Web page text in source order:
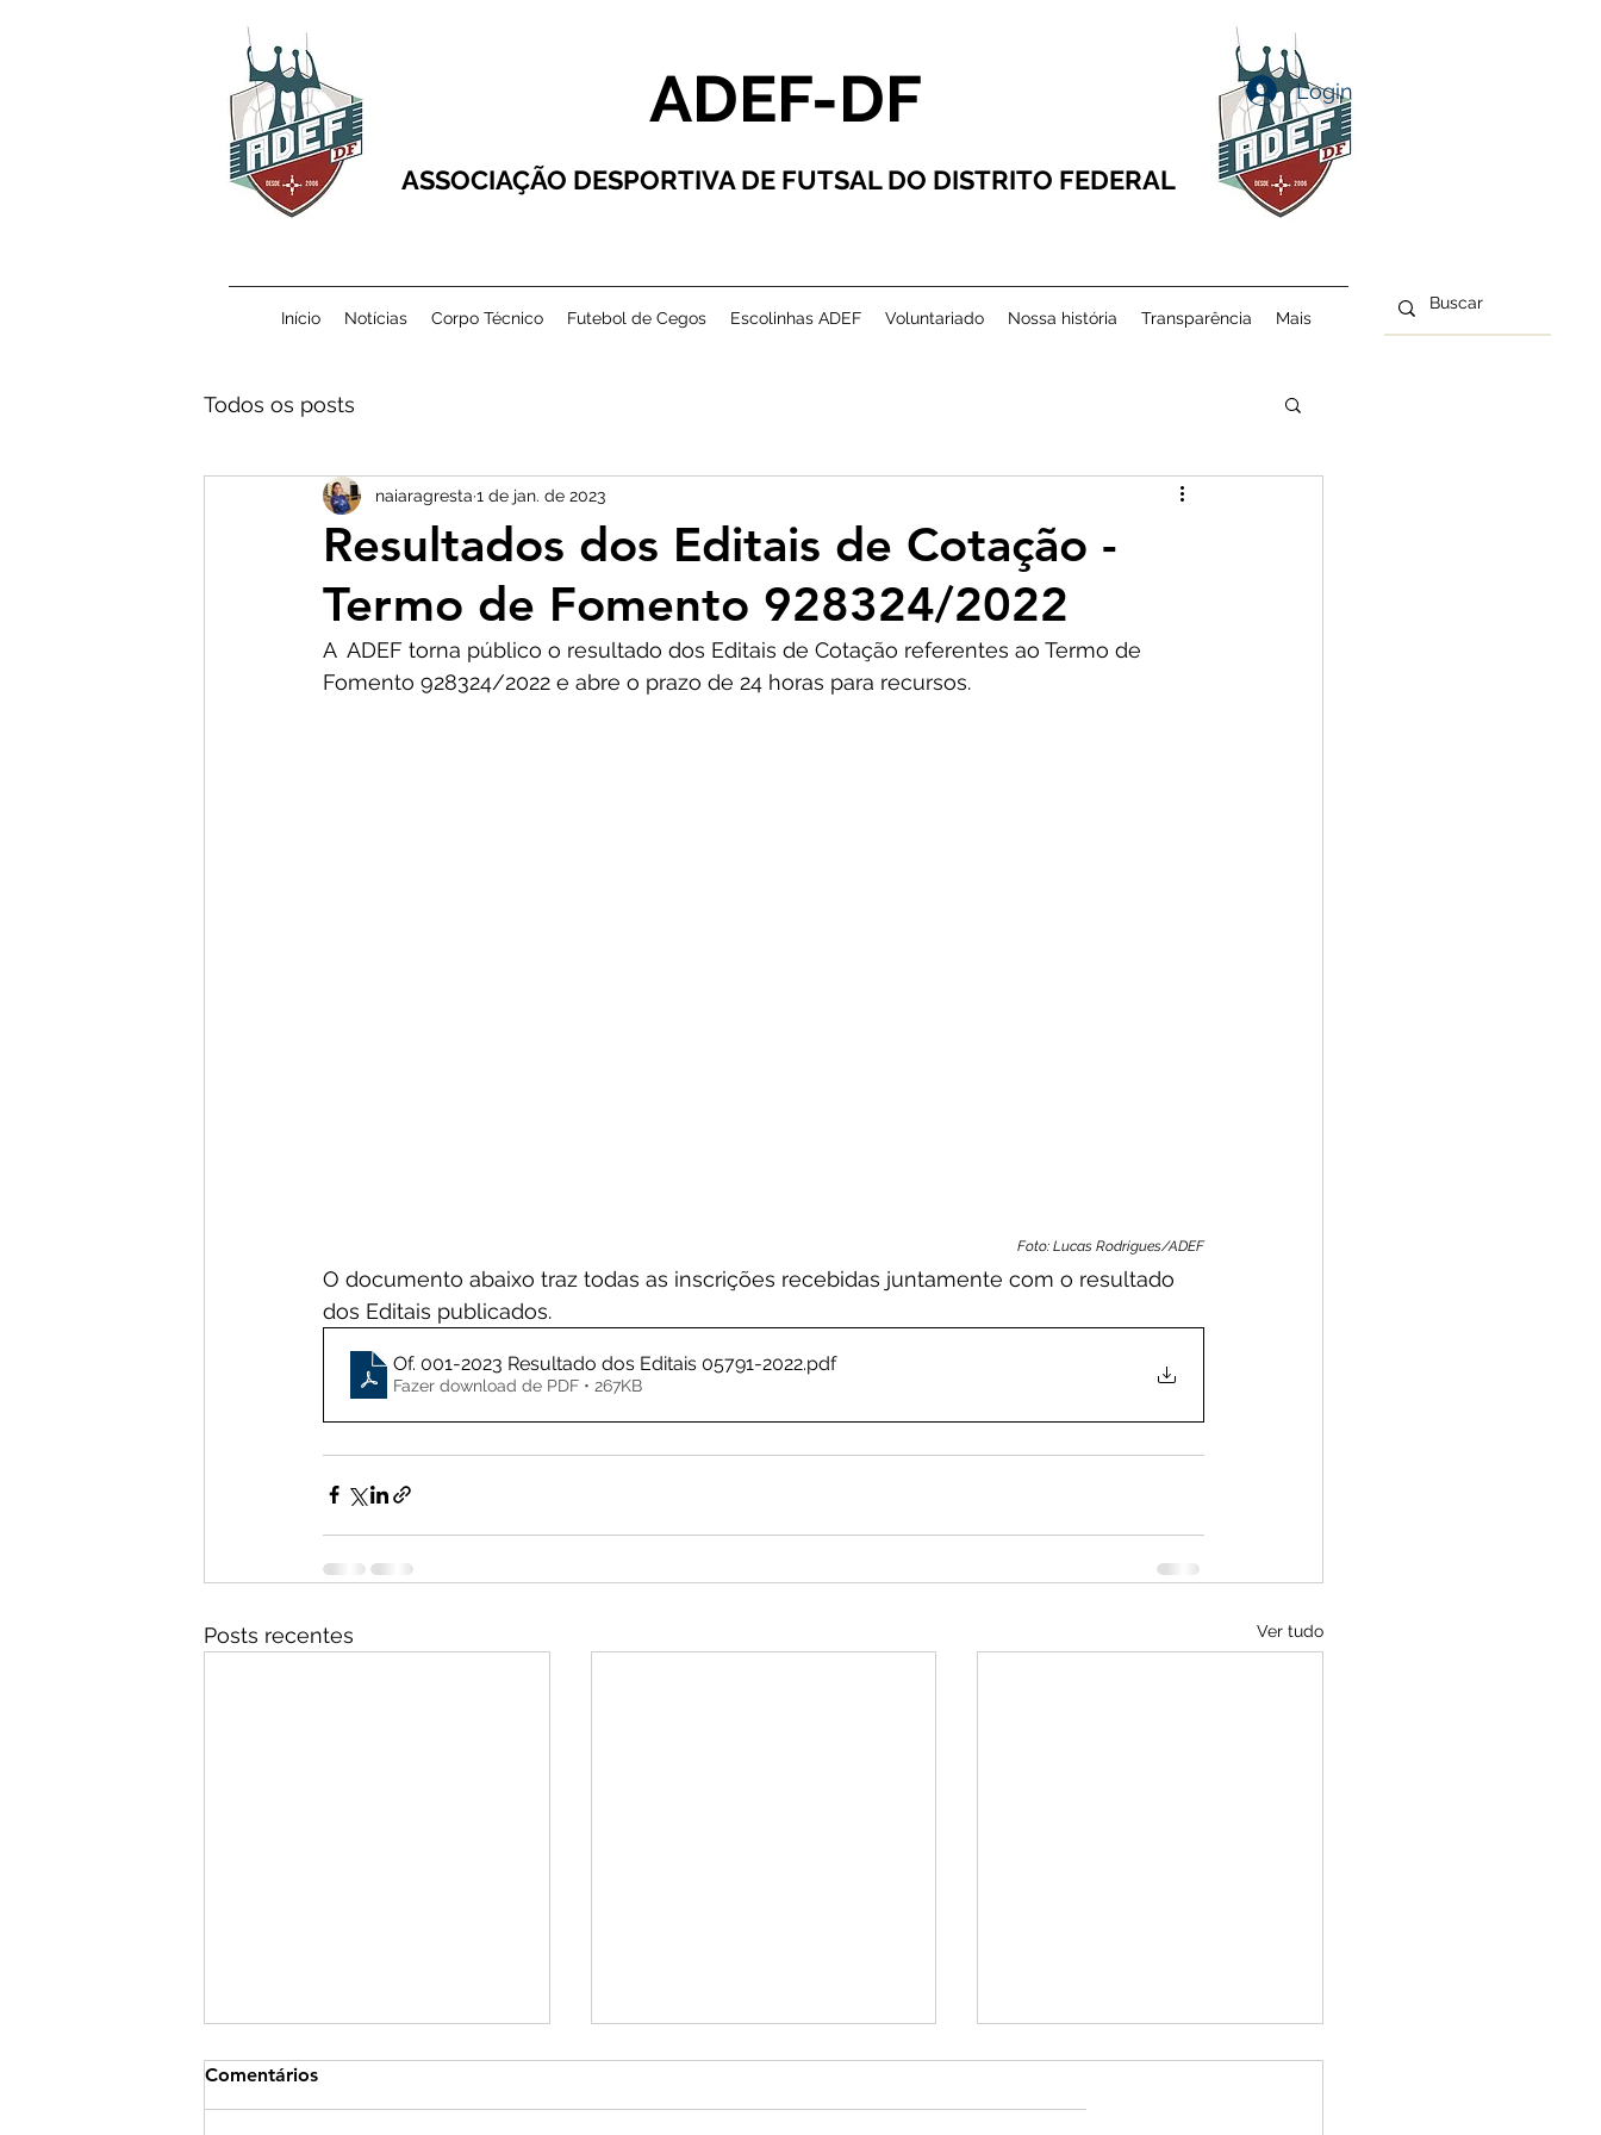
ADEF-DF
ASSOCIAÇÃO DESPORTIVA DE FUTSAL DO DISTRITO FEDERAL
Login
Início Notícias Corpo Técnico Futebol de Cegos Escolinhas ADEF Voluntariado Nossa história Transparência Mais
Todos os posts
Resultados dos Editais de Cotação -
Termo de Fomento 928324/2022
naiaragresta 1 de jan. de 2023
A  ADEF torna público o resultado dos Editais de Cotação referentes ao Termo de
Fomento 928324/2022 e abre o prazo de 24 horas para recursos.
Foto: Lucas Rodrigues/ADEF
O documento abaixo traz todas as inscrições recebidas juntamente com o resultado
dos Editais publicados.
Of. 001-2023 Resultado dos Editais 05791-2022.pdf
Fazer download de PDF • 267KB
Posts recentes Ver tudo
Comentários